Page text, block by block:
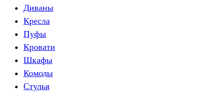
Диваны
Кресла
Пуфы
Кровати
Шкафы
Комоды
Стулья